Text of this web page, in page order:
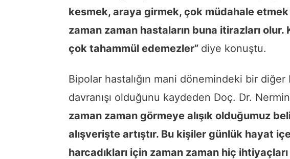
kesmek, araya girmek, çok müdahale
zaman zaman hastaların buna itirazları olur.
çok tahammül edemezler” diye konuştu.
Bipolar hastalığın mani dönemindeki bir
davranışı olduğunu kaydeden Doç. Dr.
zaman zaman görmeye alışık olduğumuz
alışverişte artıştır. Bu kişiler günlük hayat
harcadıkları için zaman zaman hiç